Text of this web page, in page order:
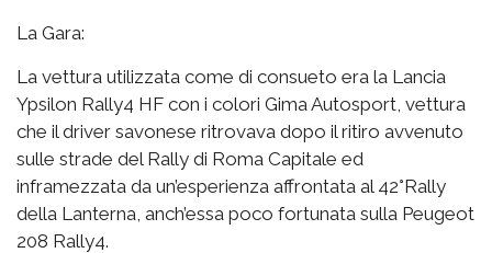
La Gara:
La vettura utilizzata come di consueto era la Lancia
Ypsilon Rally4 HF con i colori Gima Autosport, vettura
che il driver savonese ritrovava dopo il ritiro avvenuto
sulle strade del Rally di Roma Capitale ed
inframezzata da un’esperienza affrontata al 42°Rally
della Lanterna, anch’essa poco fortunata sulla Peugeot
208 Rally4.